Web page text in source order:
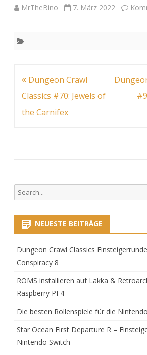
MrTheBino 7. März 2022
Beitragsnavigation
Dungeon Crawl
Classics #70: Jewels of
the Carnifex
Search
for:
NEUESTE BEITRÄGE
Dungeon Crawl Classics
Conspiracy 8
ROMS installieren auf Lakka &
Raspberry PI 4
Die besten Rollenspiele für die
Star Ocean First Departure R –
Nintendo Switch